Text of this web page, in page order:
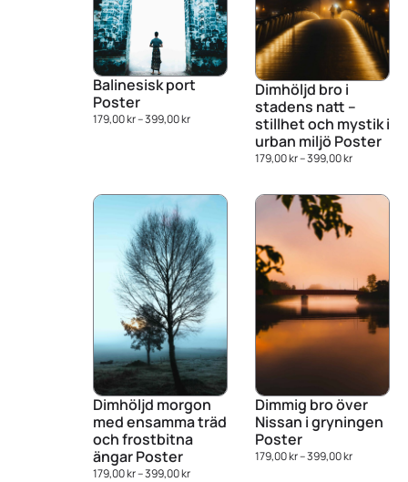
Balinesisk port
Poster
179,00kr–399,00kr
Dimhöljd bro i
stadens natt –
stillhet och mystik i
urban miljö Poster
179,00kr–399,00kr
Dimhöljd morgon
med ensamma träd
och frostbitna
ängar Poster
179,00kr–399,00kr
Dimmig bro över
Nissan i gryningen
Poster
179,00kr–399,00kr